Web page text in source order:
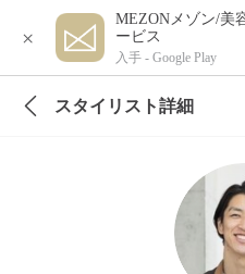
×
MEZONメゾン/美
ービス
入手 - Google Play
スタイリスト詳細